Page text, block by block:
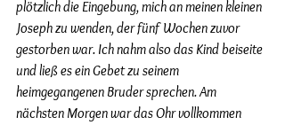
plötzlich die Eingebung, mich an meinen kleinen
Joseph zu wenden, der fünf Wochen zuvor
gestorben war. Ich nahm also das Kind beiseite
und ließ es ein Gebet zu seinem
heimgegangenen Bruder sprechen. Am
nächsten Morgen war das Ohr vollkommen